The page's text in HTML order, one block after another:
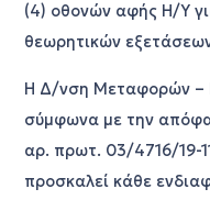
(4) οθονών αφής Η/Υ
θεωρητικών
Η Δ/νση Μεταφορών –
σύμφωνα με την
αρ. πρωτ. 03/4716/19-
προσκαλεί κάθε